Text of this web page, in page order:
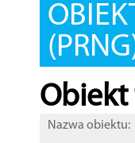
Obiekt
Nazwa obiektu: